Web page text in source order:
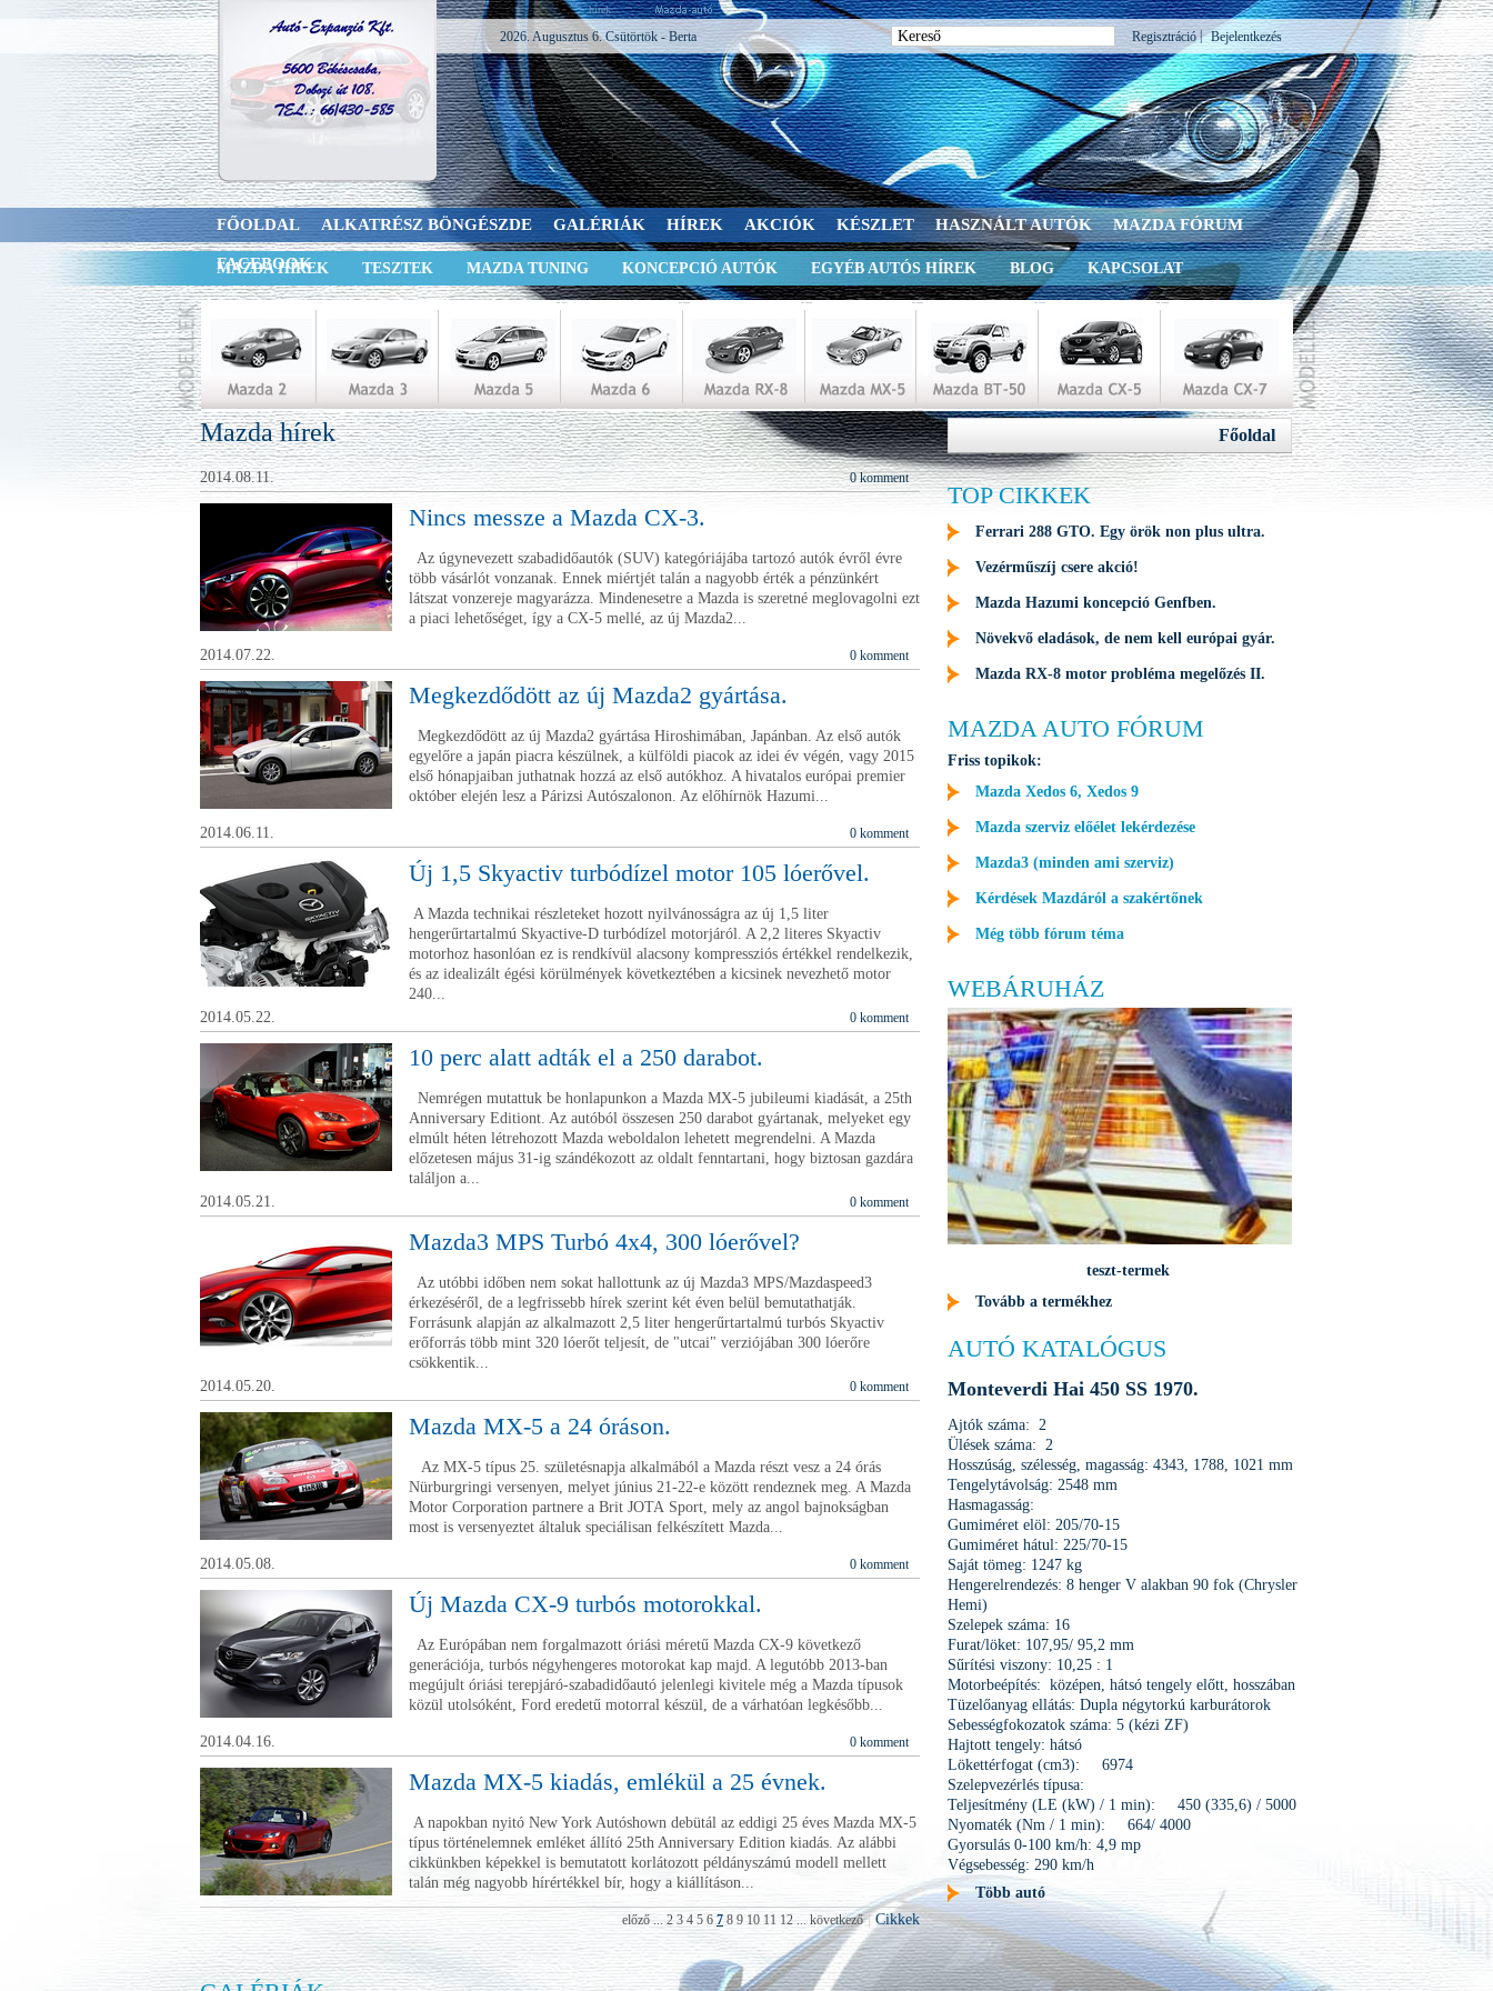
hírek
2026. Augusztus 6. Csütörtök - Berta Bejelentkezés
|
Regisztráció
FŐOLDAL ALKATRÉSZ BÖNGÉSZDE GALÉRIÁK HÍREK AKCIÓK KÉSZLET HASZNÁLT AUTÓK MAZDA FÓRUM
FACEBOOK
MAZDA HÍREK TESZTEK MAZDA TUNING KONCEPCIÓ AUTÓK EGYÉB AUTÓS HÍREK BLOG KAPCSOLAT
Mazda hírek
2014.08.11. 0 komment
Nincs messze a Mazda CX-3.
Az úgynevezett szabadidőautók (SUV) kategóriájába tartozó autók évről évre
több vásárlót vonzanak. Ennek miértjét talán a nagyobb érték a pénzünkért
látszat vonzereje magyarázza. Mindenesetre a Mazda is szeretné meglovagolni ezt
a piaci lehetőséget, így a CX-5 mellé, az új Mazda2...
2014.07.22. 0 komment
Megkezdődött az új Mazda2 gyártása.
Megkezdődött az új Mazda2 gyártása Hiroshimában, Japánban. Az első autók
egyelőre a japán piacra készülnek, a külföldi piacok az idei év végén, vagy 2015
első hónapjaiban juthatnak hozzá az első autókhoz. A hivatalos európai premier
október elején lesz a Párizsi Autószalonon. Az előhírnök Hazumi...
2014.06.11. 0 komment
Új 1,5 Skyactiv turbódízel motor 105 lóerővel.
A Mazda technikai részleteket hozott nyilvánosságra az új 1,5 liter
hengerűrtartalmú Skyactive-D turbódízel motorjáról. A 2,2 literes Skyactiv
motorhoz hasonlóan ez is rendkívül alacsony kompressziós értékkel rendelkezik,
és az idealizált égési körülmények következtében a kicsinek nevezhető motor
240...
2014.05.22.
0 komment
10 perc alatt adták el a 250 darabot.
Nemrégen mutattuk be honlapunkon a Mazda MX-5 jubileumi kiadását, a 25th
Anniversary Editiont. Az autóból összesen 250 darabot gyártanak, melyeket egy
elmúlt héten létrehozott Mazda weboldalon lehetett megrendelni. A Mazda
előzetesen május 31-ig szándékozott az oldalt fenntartani, hogy biztosan gazdára
találjon a...
2014.05.21.
0 komment
Mazda3 MPS Turbó 4x4, 300 lóerővel?
Az utóbbi időben nem sokat hallottunk az új Mazda3 MPS/Mazdaspeed3
érkezéséről, de a legfrissebb hírek szerint két éven belül bemutathatják.
Forrásunk alapján az alkalmazott 2,5 liter hengerűrtartalmú turbós Skyactiv
erőforrás több mint 320 lóerőt teljesít, de "utcai" verziójában 300 lóerőre
csökkentik...
2014.05.20.
0 komment
Mazda MX-5 a 24 óráson.
Az MX-5 típus 25. születésnapja alkalmából a Mazda részt vesz a 24 órás
Nürburgringi versenyen, melyet június 21-22-e között rendeznek meg. A Mazda
Motor Corporation partnere a Brit JOTA Sport, mely az angol bajnokságban
most is versenyeztet általuk speciálisan felkészített Mazda...
2014.05.08. 0 komment
Új Mazda CX-9 turbós motorokkal.
Az Európában nem forgalmazott óriási méretű Mazda CX-9 következő
generációja, turbós négyhengeres motorokat kap majd. A legutóbb 2013-ban
megújult óriási terepjáró-szabadidőautó jelenlegi kivitele még a Mazda típusok
közül utolsóként, Ford eredetű motorral készül, de a várhatóan legkésőbb...
2014.04.16. 0 komment
Mazda MX-5 kiadás, emlékül a 25 évnek.
A napokban nyitó New York Autóshown debütál az eddigi 25 éves Mazda MX-5
típus történelemnek emléket állító 25th Anniversary Edition kiadás. Az alábbi
cikkünkben képekkel is bemutatott korlátozott példányszámú modell mellett
talán még nagyobb hírértékkel bír, hogy a kiállításon...
Cikkek
|
előző... 2 3 4 5 6 7 8 9 10 11 12 ... következő
Főoldal
TOP CIKKEK
Ferrari 288 GTO. Egy örök non plus ultra.
Vezérműszíj csere akció!
Mazda Hazumi koncepció Genfben.
Növekvő eladások, de nem kell európai gyár.
Mazda RX-8 motor probléma megelőzés II.
MAZDA AUTO FÓRUM
Friss topikok:
Mazda Xedos 6, Xedos 9
Mazda szerviz előélet lekérdezése
Mazda3 (minden ami szerviz)
Kérdések Mazdáról a szakértőnek
Még több fórum téma
WEBÁRUHÁZ
teszt-termek
Tovább a termékhez
AUTÓ KATALÓGUS
Monteverdi Hai 450 SS 1970.
Ajtók száma: 2
Ülések száma: 2
Hosszúság, szélesség, magasság: 4343, 1788, 1021 mm
Tengelytávolság: 2548 mm
Hasmagasság:
Gumiméret elöl: 205/70-15
Gumiméret hátul: 225/70-15
Saját tömeg: 1247 kg
Hengerelrendezés: 8 henger V alakban 90 fok (Chrysler
Hemi)
Szelepek száma: 16
Furat/löket: 107,95/ 95,2 mm
Sűrítési viszony: 10,25 : 1
Motorbeépítés: középen, hátsó tengely előtt, hosszában
Tüzelőanyag ellátás: Dupla négytorkú karburátorok
Sebességfokozatok száma: 5 (kézi ZF)
Hajtott tengely: hátsó
Lökettérfogat (cm3): 6974
Szelepvezérlés típusa:
Teljesítmény (LE (kW) / 1 min): 450 (335,6) / 5000
Nyomaték (Nm / 1 min): 664/ 4000
Gyorsulás 0-100 km/h: 4,9 mp
Végsebesség: 290 km/h
Több autó